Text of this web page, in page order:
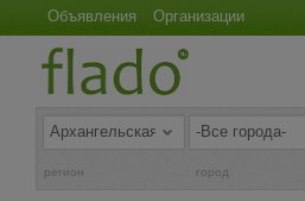
Объявления Организации
регион город